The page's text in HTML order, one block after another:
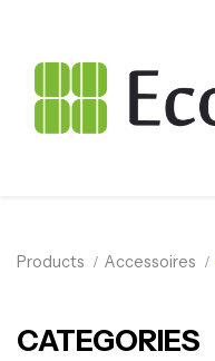
Products Accessoires
CATEGORIES